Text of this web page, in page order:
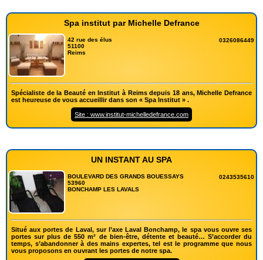
Spa institut par Michelle Defrance
42 rue des élus
51100
Reims
0326086449
Spécialiste de la Beauté en Institut à Reims depuis 18 ans, Michelle Defrance
est heureuse de vous accueillir dans son « Spa Institut » .
Site : www.institut-michelledefrance.com
UN INSTANT AU SPA
BOULEVARD DES GRANDS BOUESSAYS
53960
BONCHAMP LES LAVALS
0243535610
Situé aux portes de Laval, sur l’axe Laval Bonchamp, le spa vous ouvre ses
portes sur plus de 550 m² de bien-être, détente et beauté… S’accorder du
temps, s’abandonner à des mains expertes, tel est le programme que nous
vous proposons en ouvrant les portes de notre spa.